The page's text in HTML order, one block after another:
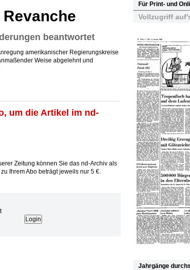
beantwortet
amerikanischer Regierungskreise
Weise abgelehnt und
um die Artikel im nd-
Zeitung können Sie das nd-Archiv als
Ihrem Abo beträgt jeweils nur 5 €.
Für Print- und
Vollzugriff
Jahrgänge